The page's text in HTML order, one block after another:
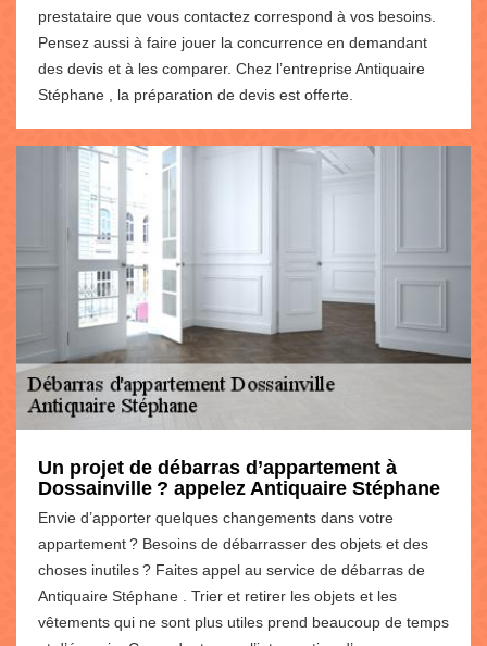
prestataire que vous contactez correspond à vos besoins.
Pensez aussi à faire jouer la concurrence en demandant
des devis et à les comparer. Chez l’entreprise Antiquaire
Stéphane , la préparation de devis est offerte.
Un projet de débarras d’appartement à
Dossainville ? appelez Antiquaire Stéphane
Envie d’apporter quelques changements dans votre
appartement ? Besoins de débarrasser des objets et des
choses inutiles ? Faites appel au service de débarras de
Antiquaire Stéphane . Trier et retirer les objets et les
vêtements qui ne sont plus utiles prend beaucoup de temps